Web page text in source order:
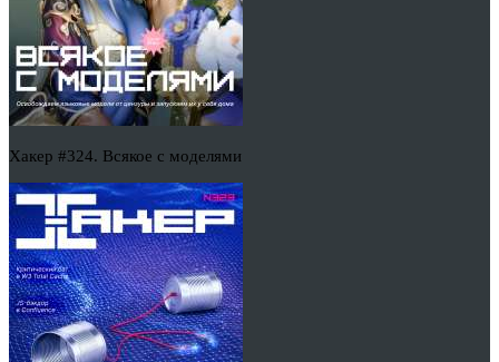
Хакер #324. Всякое с моделями